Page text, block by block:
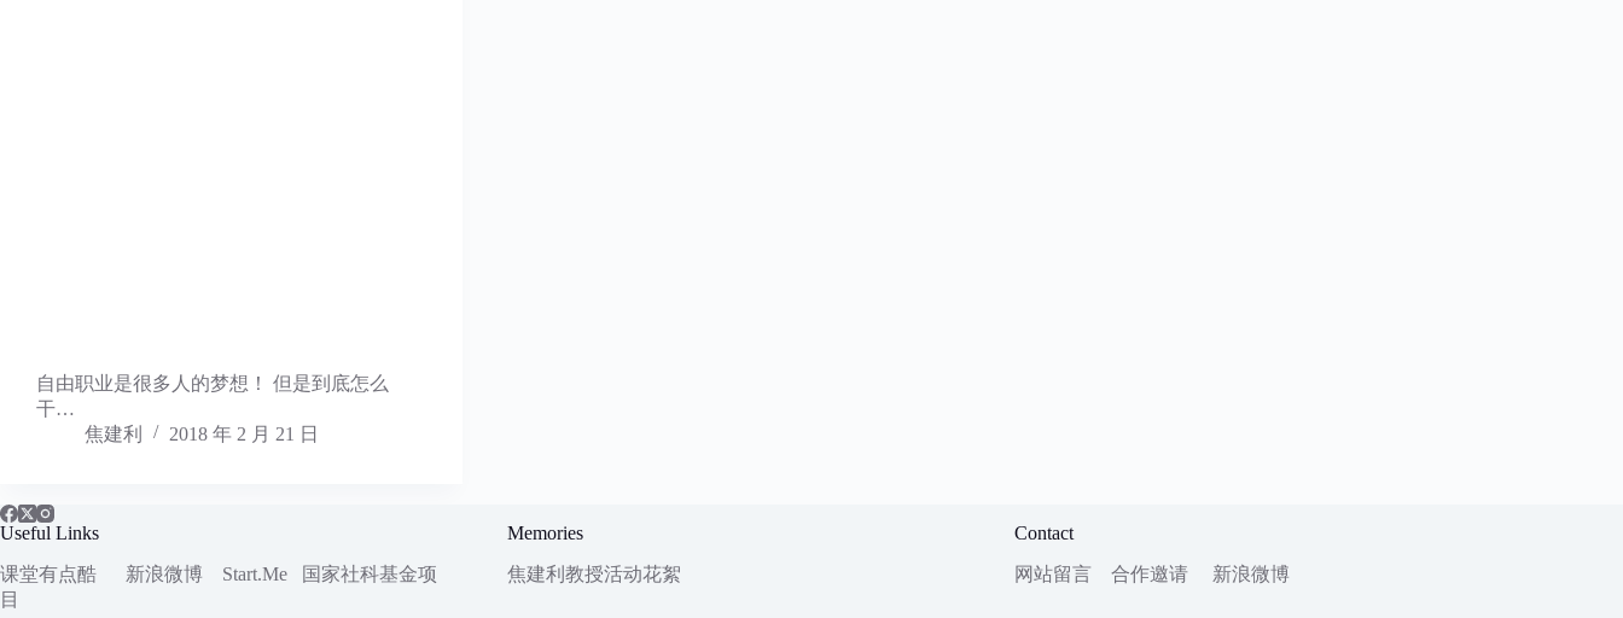
自由职业是很多人的梦想！ 但是到底怎么
干…
焦建利
2018 年 2 月 21 日
Useful Links
课堂有点酷
新浪微博 Start.Me 国家社科基金项
目
Memories
焦建利教授活动花絮
Contact
网站留言
合作邀请 新浪微博